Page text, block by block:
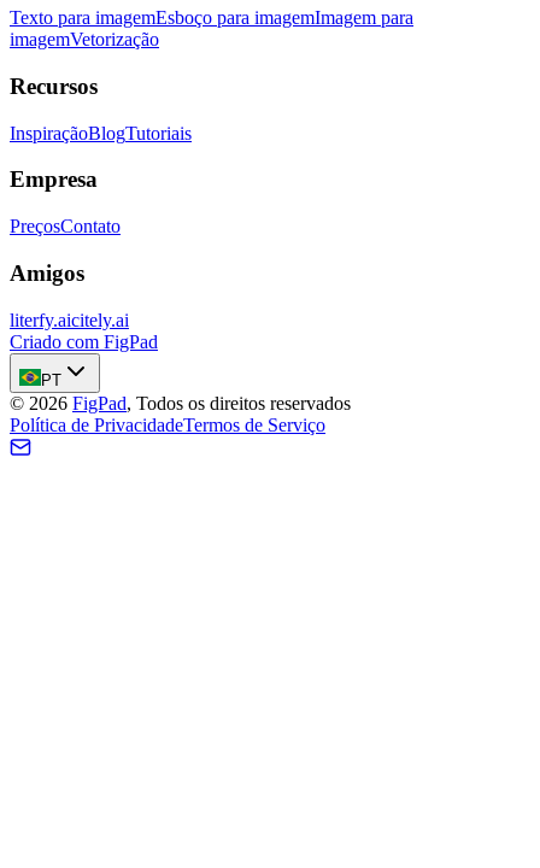
Texto para imagemEsboço para imagemImagem para
imagemVetorização
Recursos
InspiraçãoBlogTutoriais
Empresa
PreçosContato
Amigos
literfy.aicitely.ai
Criado com FigPad
PT
© 2026 FigPad, Todos os direitos reservados
Política de PrivacidadeTermos de Serviço